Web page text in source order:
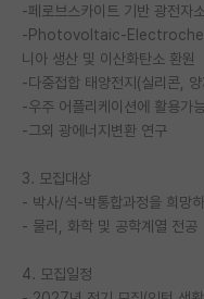
취업 게시판
임용 후기 게시판
PI 전용 게시판
인문사회 계열 게시판
특수/전문대학원 게시
반도체/AI 게시판
장학금/장학생 게시판
-페로브스카이트 기반 광전자
-Photovoltaic-
니아 생산 및 이산화탄소 환원
-다중접합 태양전지(실리콘,
-우주 어플리케이션에 활용가
-그외 광에너지변환 연구
3. 모집대상
- 박사/석-박통합과정을 희망
- 물리, 화학 및 공학계열 전공
4. 모집일정